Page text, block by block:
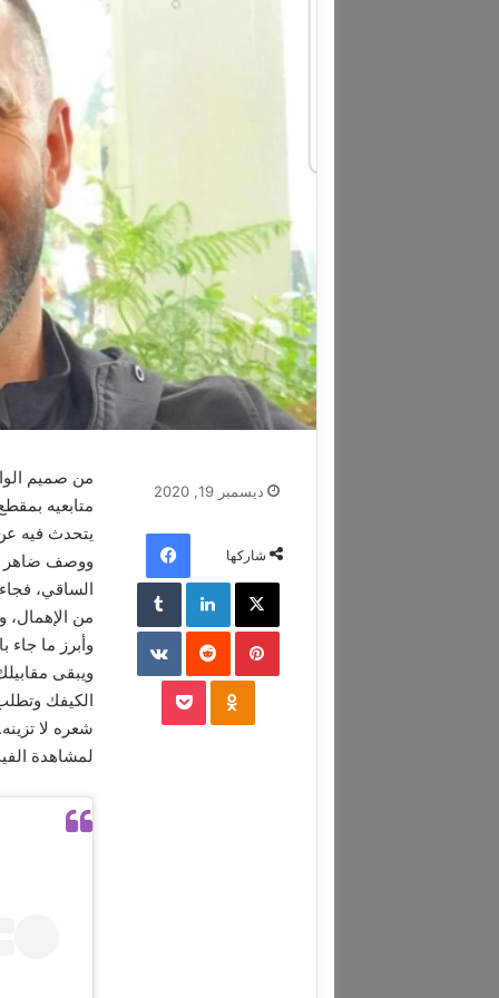
من صميم
متابعيه
يتحدث فيه
ووصف ضاهر
الساقي،
من الإهمال،
وأبرز ما
ويبقى
الكيفك
شعره لا
لمشاهدة
ديسمبر 19, 2020
شاركها
فيسبوك
‫X لينكدإن
بينتيريست ‏Reddit
Odnoklassniki
‫Pocket